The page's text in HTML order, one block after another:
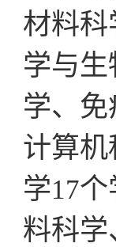
材料
学与
学、
计算机
学17个
料科